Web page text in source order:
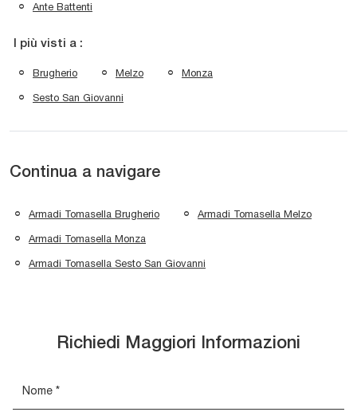
Ante Battenti
I più visti a :
Brugherio Melzo Monza
Sesto San Giovanni
Continua a navigare
Armadi Tomasella Brugherio Armadi Tomasella Melzo
Armadi Tomasella Monza
Armadi Tomasella Sesto San Giovanni
Richiedi Maggiori Informazioni